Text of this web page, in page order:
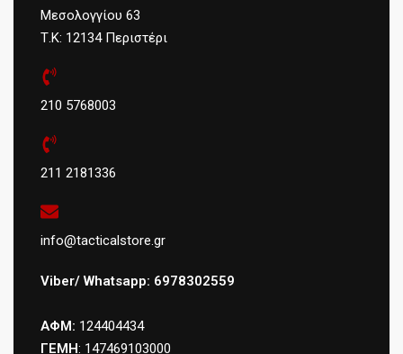
Μεσολογγίου 63
Τ.Κ: 12134 Περιστέρι
210 5768003
211 2181336
info@tacticalstore.gr
Viber/ Whatsapp: 6978302559
ΑΦΜ: 124404434
ΓΕΜΗ: 147469103000